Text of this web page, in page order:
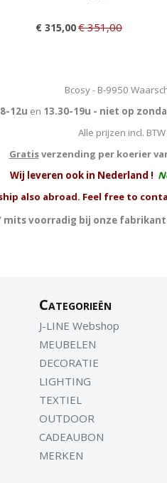
€ 315,00€ 351,00
Bcosy - B-9950
12u en 13.30-19u - niet op
Alle prijzen incl.
Gratisverzending per koerier
Wij leveren ook in Nederland !
also abroad. Feel free to
mits voorradig bij onze
Categorieën
J-LINE Webshop
MEUBELEN
DECORATIE
LIGHTING
TEXTIEL
OUTDOOR
CADEAUBON
MERKEN